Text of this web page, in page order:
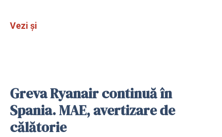
Vezi și
Greva Ryanair continuă în
Spania. MAE, avertizare de
călătorie